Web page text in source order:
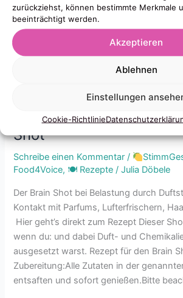
zurückziehst, können bestimmte Merkmale
beeinträchtigt werden.
Akzeptieren
Ablehnen
Einstellungen
Cookie-Richtlinie
Anthony Williams Anti-
Shot
Schreibe einen Kommentar /
Food4Voice, 🍽 Rezepte /Julia Döbele
Der Brain Shot bei Belastung durch
Kontakt mit Parfums, Lufterfrischern,
Hier geht’s direkt zum Rezept Dieser
wenn du: und dabei Duft- und
ausgesetzt warst. Rezept für den Brain
Zubereitung:Alle Zutaten in der
entsaften und sofort genießen.Bitte
Duftstoff-
Shot